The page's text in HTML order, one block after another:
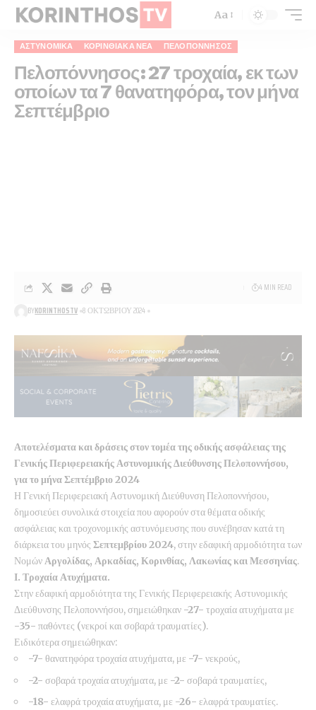
Aa
ΑΣΤΥΝΟΜΙΚΆ ΚΟΡΙΝΘΙΑΚΆ ΝΈΑ ΠΕΛΟΠΌΝΝΗΣΟΣ
Πελοπόννησος: 27 τροχαία, εκ των
οποίων τα 7 θανατηφόρα, τον μήνα
Σεπτέμβριο
BYKORINTHOSTV 8 ΟΚΤΩΒΡΊΟΥ 2024
4 MIN READ
Αποτελέσματα και δράσεις στον τομέα της οδικής ασφάλειας της
Γενικής Περιφερειακής Αστυνομικής Διεύθυνσης Πελοποννήσου,
για το μήνα Σεπτέμβριο 2024
Η Γενική Περιφερειακή Αστυνομική Διεύθυνση Πελοποννήσου,
δημοσιεύει συνολικά στοιχεία που αφορούν στα θέματα οδικής
ασφάλειας και τροχονομικής αστυνόμευσης που συνέβησαν κατά τη
διάρκεια του μηνός Σεπτεμβρίου 2024, στην εδαφική αρμοδιότητα των
ΝομώνΑργολίδας, Αρκαδίας, Κορινθίας, Λακωνίας και Μεσσηνίας.
Ι. Τροχαία Ατυχήματα.
Στην εδαφική αρμοδιότητα της Γενικής Περιφερειακής Αστυνομικής
Διεύθυνσης Πελοποννήσου, σημειώθηκαν -27- τροχαία ατυχήματα με
-35- παθόντες (νεκροί και σοβαρά τραυματίες).
Ειδικότερα σημειώθηκαν:
-7- θανατηφόρα τροχαία ατυχήματα, με -7- νεκρούς,
-2- σοβαρά τροχαία ατυχήματα, με -2- σοβαρά τραυματίες,
-18- ελαφρά τροχαία ατυχήματα, με -26- ελαφρά τραυματίες.